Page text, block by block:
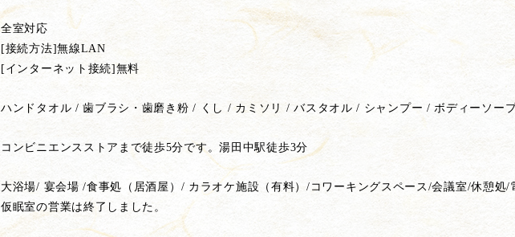
全室対応
[接続方法]無線LAN
[インターネット接続]無料
ハンドタオル / 歯ブラシ・歯磨き粉 / くし / カミソリ / バスタオル / シャンプー / ボディーソー
コンビニエンスストアまで徒歩5分です。湯田中駅徒歩3分
大浴場/ 宴会場 /食事処（居酒屋）/ カラオケ施設（有料）/コワーキングスペース/会議室/休憩処/
仮眠室の営業は終了しました。